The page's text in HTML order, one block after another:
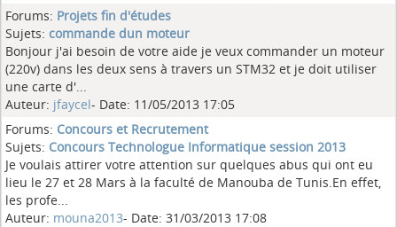
Forums: Projets fin d'études
Sujets: commande dun moteur
Bonjour j'ai besoin de votre aide je veux commander un moteur
(220v) dans les deux sens à travers un STM32 et je doit utiliser
une carte d'...
Auteur: jfaycel- Date: 11/05/2013 17:05
Forums: Concours et Recrutement
Sujets: Concours Technologue Informatique session 2013
Je voulais attirer votre attention sur quelques abus qui ont eu
lieu le 27 et 28 Mars à la faculté de Manouba de Tunis.En effet,
les profe...
Auteur: mouna2013- Date: 31/03/2013 17:08